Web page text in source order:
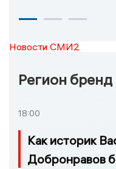
Новости СМИ2
Регион бренд
18:00
Как историк
Добронравов